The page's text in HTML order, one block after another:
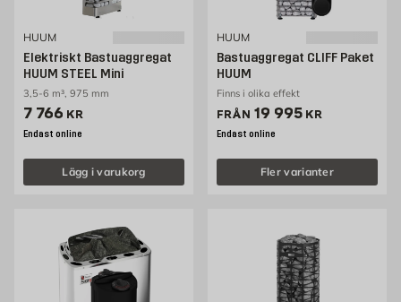
HUUM
Elektriskt Bastuaggregat
HUUM STEEL Mini
3,5-6 m³, 975 mm
Pris 7766 kr
7 766 KR
Endast online
Lägg i varukorg
HUUM
Bastuaggregat CLIFF Paket
HUUM
Finns i olika effekt
FRÅN Pris 19995 kr
19 995 KR
Endast online
Fler varianter